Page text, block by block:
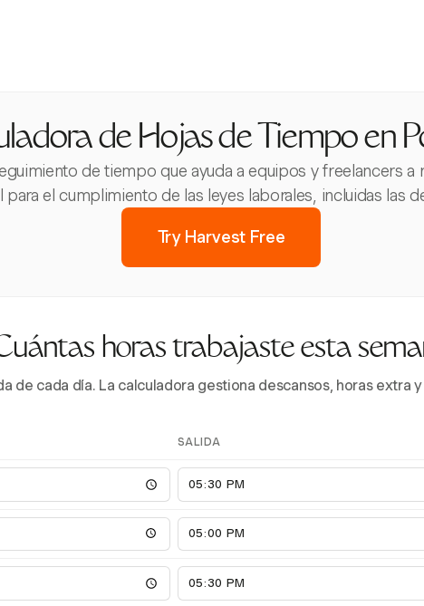
de Hojas de Tiempo en
de tiempo que ayuda a equipos y freelancers
para el cumplimiento de las leyes laborales, incluidas las
Try Harvest Free
horas trabajaste esta
de cada día. La calculadora gestiona descansos, horas extra
SALIDA